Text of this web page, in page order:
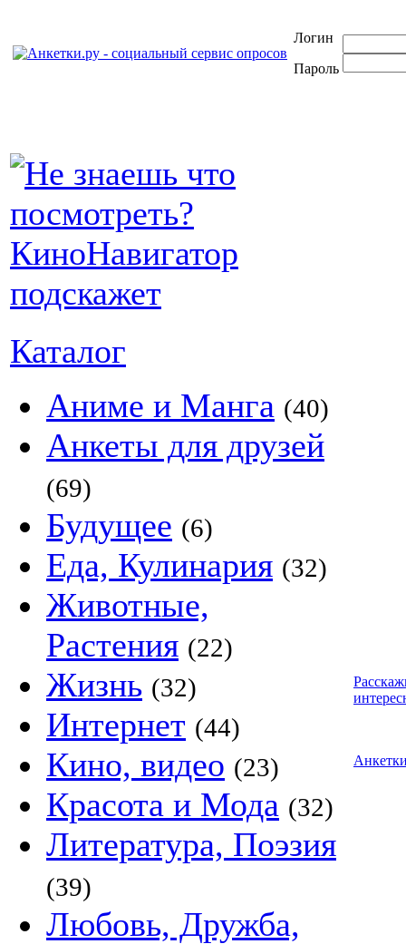
Логин
Пароль
Каталог
Аниме и Манга (40)
Анкеты для друзей
(69)
Будущее (6)
Еда, Кулинария (32)
Животные,
Растения (22)
Жизнь (32)
Интернет (44)
Кино, видео (23)
Красота и Мода (32)
Литература, Поэзия
(39)
Любовь, Дружба,